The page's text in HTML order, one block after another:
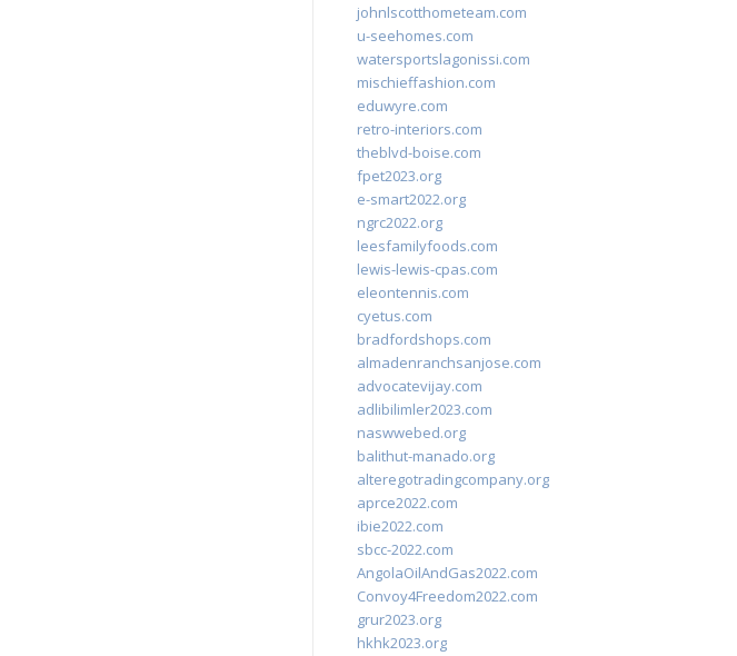
johnlscotthometeam.com
u-seehomes.com
watersportslagonissi.com
mischieffashion.com
eduwyre.com
retro-interiors.com
theblvd-boise.com
fpet2023.org
e-smart2022.org
ngrc2022.org
leesfamilyfoods.com
lewis-lewis-cpas.com
eleontennis.com
cyetus.com
bradfordshops.com
almadenranchsanjose.com
advocatevijay.com
adlibilimler2023.com
naswwebed.org
balithut-manado.org
alteregotradingcompany.org
aprce2022.com
ibie2022.com
sbcc-2022.com
AngolaOilAndGas2022.com
Convoy4Freedom2022.com
grur2023.org
hkhk2023.org